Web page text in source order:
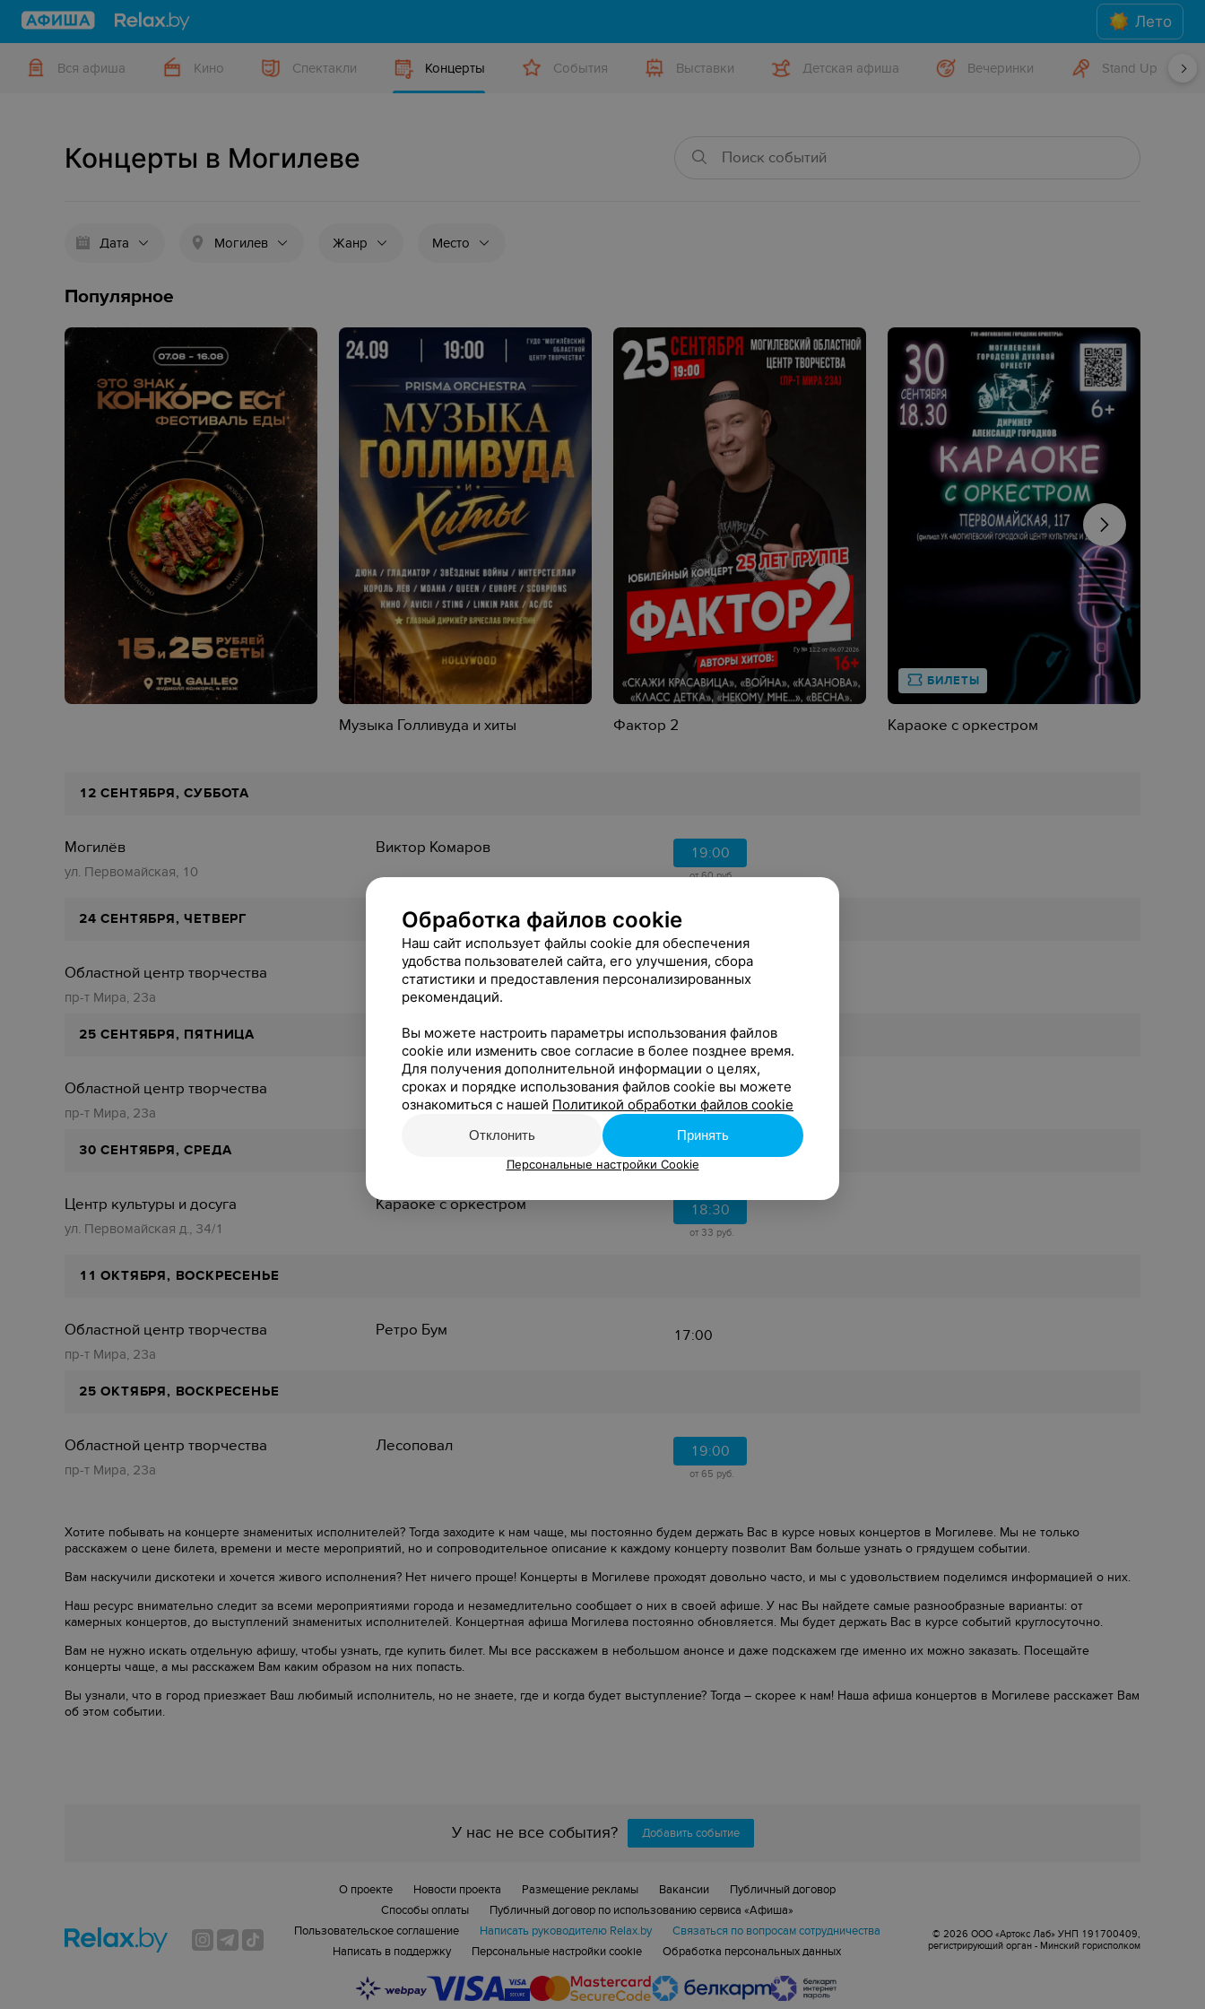
Лето
Вся афиша Кино Спектакли Концерты События Выставки Детская афиша Вечеринки Stand Up
Концерты в Могилеве
Дата Могилев Жанр Место
Популярное
Музыка Голливуда и хиты Фактор 2
БИЛЕТЫ
Караоке с оркестром
12 СЕНТЯБРЯ, СУББОТА
Могилёв
ул. Первомайская, 10
Виктор Комаров 19:00
от 60 руб.
24 СЕНТЯБРЯ, ЧЕТВЕРГ
Областной центр творчества
пр-т Мира, 23а
Музыка Голливуда и хиты 19:00
25 СЕНТЯБРЯ, ПЯТНИЦА
Областной центр творчества
пр-т Мира, 23а
Фактор 2 19:00
30 СЕНТЯБРЯ, СРЕДА
Центр культуры и досуга
ул. Первомайская д., 34/1
Караоке с оркестром 18:30
от 33 руб.
11 ОКТЯБРЯ, ВОСКРЕСЕНЬЕ
Областной центр творчества
пр-т Мира, 23а
Ретро Бум 17:00
25 ОКТЯБРЯ, ВОСКРЕСЕНЬЕ
Областной центр творчества
пр-т Мира, 23а
Лесоповал 19:00
от 65 руб.
Хотите побывать на концерте знаменитых исполнителей? Тогда заходите к нам чаще, мы постоянно будем держать Вас в курсе новых концертов в Могилеве. Мы не только
расскажем о цене билета, времени и месте мероприятий, но и сопроводительное описание к каждому концерту позволит Вам больше узнать о грядущем событии.
Вам наскучили дискотеки и хочется живого исполнения? Нет ничего проще! Концерты в Могилеве проходят довольно часто, и мы с удовольствием поделимся информацией о них.
Наш ресурс внимательно следит за всеми мероприятиями города и незамедлительно сообщает о них в своей афише. У нас Вы найдете самые разнообразные варианты: от
камерных концертов, до выступлений знаменитых исполнителей. Концертная афиша Могилева постоянно обновляется. Мы будет держать Вас в курсе событий круглосуточно.
Вам не нужно искать отдельную афишу, чтобы узнать, где купить билет. Мы все расскажем в небольшом анонсе и даже подскажем где именно их можно заказать. Посещайте
концерты чаще, а мы расскажем Вам каким образом на них попасть.
Вы узнали, что в город приезжает Ваш любимый исполнитель, но не знаете, где и когда будет выступление? Тогда – скорее к нам! Наша афиша концертов в Могилеве расскажет Вам
об этом событии.
У нас не все события? Добавить событие
О проекте Новости проекта Размещение рекламы Вакансии
Публичный договор
Способы оплаты
Публичный договор по использованию сервиса «Афиша»
Пользовательское соглашение
Написать руководителю Relax.by
Связаться по вопросам сотрудничества
Написать в поддержку
Персональные настройки cookie Обработка персональных данных
© 2026 ООО «Артокс Лаб» УНП 191700409,
регистрирующий орган - Минский горисполком
Обработка файлов cookie
Наш сайт использует файлы cookie для обеспечения
удобства пользователей сайта, его улучшения, сбора
статистики и предоставления персонализированных
рекомендаций.
Вы можете настроить параметры использования файлов
cookie или изменить свое согласие в более позднее время.
Для получения дополнительной информации о целях,
сроках и порядке использования файлов cookie вы можете
ознакомиться с нашей Политикой обработки файлов cookie
Отклонить Принять
Персональные настройки Cookie